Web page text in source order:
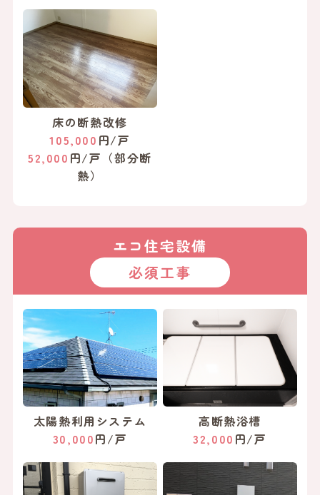
床の断熱改修
105,000 円/戸
52,000 円/戸（部分断
熱）
エコ住宅設備
必須工事
太陽熱利用システム
30,000円/戸
高断熱浴槽
32,000 円/戸